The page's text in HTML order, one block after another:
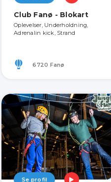
Club Fanø - Blokart
Oplevelser, Underholdning,
Adrenalin kick, Strand
6720 Fanø
Se profil